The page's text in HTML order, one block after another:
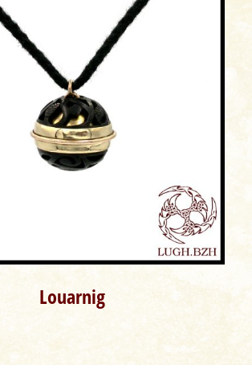
Louarnig